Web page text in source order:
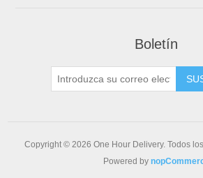
Boletín
Copyright © 2026 One Hour Delivery. Todos
Powered by